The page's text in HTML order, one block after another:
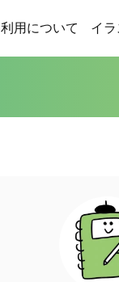
利用について イ